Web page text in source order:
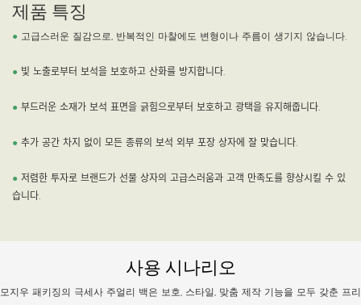
제품 특징
● 고급스러운 질감으로, 반복적인 마찰에도 변형이나 주름이 생기지 않습니다.
● 빛 노출로부터 보석을 보호하고 산화를 방지합니다.
● 부드러운 소재가 보석 표면을 긁힘으로부터 보호하고 광택을 유지해줍니다.
● 추가 공간 차지 없이 모든 종류의 보석 외부 포장 상자에 잘 맞습니다.
● 저렴한 투자로 브랜드가 선물 상자의 고급스러움과 고객 만족도를 향상시킬 수 있
습니다.
사용 시나리오
모지우 패키징의 극세사 주얼리 백은 보호, 스타일, 맞춤 제작 기능을 모두 갖춘 프리